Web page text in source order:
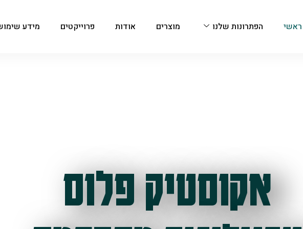
ראשי הפתרונות שלנו מוצרים אודות פרוייקטים מידע
אקוסטיק פלוס